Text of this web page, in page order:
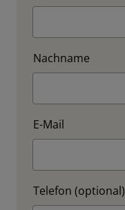
Nachname
E-Mail
Telefon (optional)